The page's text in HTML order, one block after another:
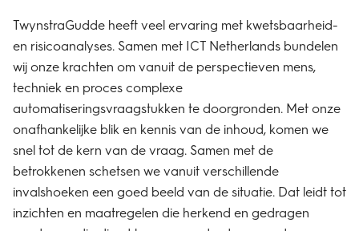
TwynstraGudde heeft veel ervaring met kwetsbaarheid-
en risicoanalyses. Samen met ICT Netherlands bundelen
wij onze krachten om vanuit de perspectieven mens,
techniek en proces complexe
automatiseringsvraagstukken te doorgronden. Met onze
onafhankelijke blik en kennis van de inhoud, komen we
snel tot de kern van de vraag. Samen met de
betrokkenen schetsen we vanuit verschillende
invalshoeken een goed beeld van de situatie. Dat leidt tot
inzichten en maatregelen die herkend en gedragen